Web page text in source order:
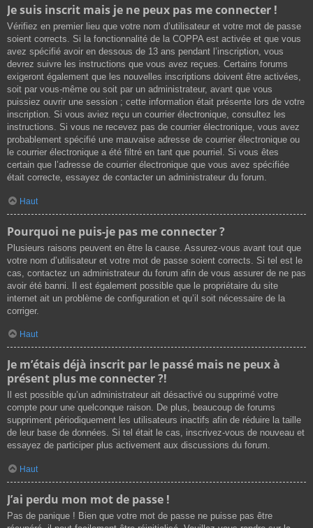
Je suis inscrit mais je ne peux pas me connecter !
Vérifiez en premier lieu que votre nom d’utilisateur et votre mot de passe
soient corrects. Si la fonctionnalité de la COPPA est activée et que vous
avez spécifié avoir en dessous de 13 ans pendant l’inscription, vous
devrez suivre les instructions que vous avez reçues. Certains forums
exigeront également que les nouvelles inscriptions doivent être activées,
soit par vous-même ou soit par un administrateur, avant que vous
puissiez ouvrir une session ; cette information était présente lors de votre
inscription. Si vous aviez reçu un courrier électronique, consultez les
instructions. Si vous ne recevez pas de courrier électronique, vous avez
probablement spécifié une mauvaise adresse de courrier électronique ou
le courrier électronique a été filtré en tant que pourriel. Si vous êtes
certain que l’adresse de courrier électronique que vous avez spécifiée
était correcte, essayez de contacter un administrateur du forum.
Haut
Pourquoi ne puis-je pas me connecter ?
Plusieurs raisons peuvent en être la cause. Assurez-vous avant tout que
votre nom d’utilisateur et votre mot de passe soient corrects. Si tel est le
cas, contactez un administrateur du forum afin de vous assurer de ne pas
avoir été banni. Il est également possible que le propriétaire du site
internet ait un problème de configuration et qu’il soit nécessaire de la
corriger.
Haut
Je m’étais déjà inscrit par le passé mais ne peux à
présent plus me connecter ?!
Il est possible qu’un administrateur ait désactivé ou supprimé votre
compte pour une quelconque raison. De plus, beaucoup de forums
suppriment périodiquement les utilisateurs inactifs afin de réduire la taille
de leur base de données. Si tel était le cas, inscrivez-vous de nouveau et
essayez de participer plus activement aux discussions du forum.
Haut
J’ai perdu mon mot de passe !
Pas de panique ! Bien que votre mot de passe ne puisse pas être